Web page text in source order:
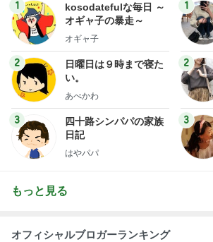
1
kosodatefulな毎日 ～
オギャ子の暴走～
オギャ子
2
日曜日は９時まで寝た
い。
あべかわ
3
四十路シンパパの家族
日記
はやパパ
1
2
3
もっと見る
オフィシャルブロガーランキング